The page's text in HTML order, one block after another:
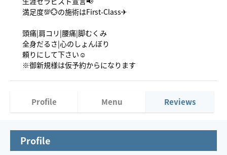
満足度💯💮の施術はFirst-Class✈︎
頭痛|肩コリ|腰痛|脚むくみ
全身だるさ|心のしょんぼり
頼りにして下さい☺️
※御新規様は仮予約からになります
Profile Menu Reviews
Profile